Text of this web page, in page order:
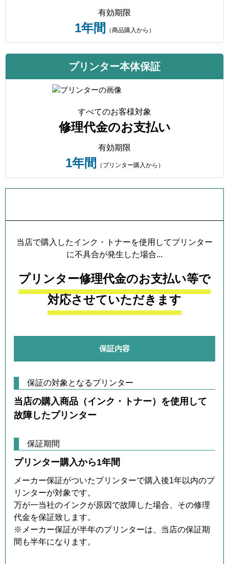
有効期限
1年間 （商品購入から）
プリンター本体保証
すべてのお客様対象
修理代金のお支払い
有効期限
1年間 （プリンター購入から）
当店で購入したインク・トナーを使用してプリンター
に不具合が発生した場合...
プリンター修理代金のお支払い等で
対応させていただきます
保証内容
保証の対象となるプリンター
当店の購入商品（インク・トナー）を使用して
故障したプリンター
保証期間
プリンター購入から1年間
メーカー保証がついたプリンターで購入後1年以内のプ
リンターが対象です。
万が一当社のインクが原因で故障した場合、その修理
代金を保証致します。
※メーカー保証が半年のプリンターは、当店の保証期
間も半年になります。